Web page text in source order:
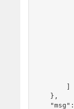
    },